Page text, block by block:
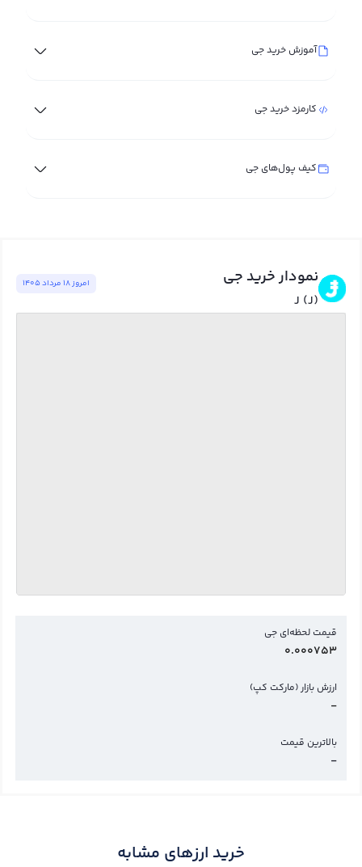
آموزش خرید جی
کارمزد خرید جی
کیف پول‌های جی
نمودار خرید جی
J (J)
امروز ١٨ مرداد ١٤٠٥
قیمت لحظه‌ای جی
0.000753
ارزش بازار (مارکت کپ)
-
بالاترین قیمت
-
خرید ارزهای مشابه